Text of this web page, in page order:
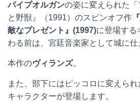
パイプオルガンの姿に変えられた
と野獣』（1991）のスピンオフ作
敵なプレゼント』 (1997)に登場する
わる前は、宮廷音楽家として城に仕
本作のヴィランズ。
また、部下にはピッコロに変えられ
キャラクターが登場します。